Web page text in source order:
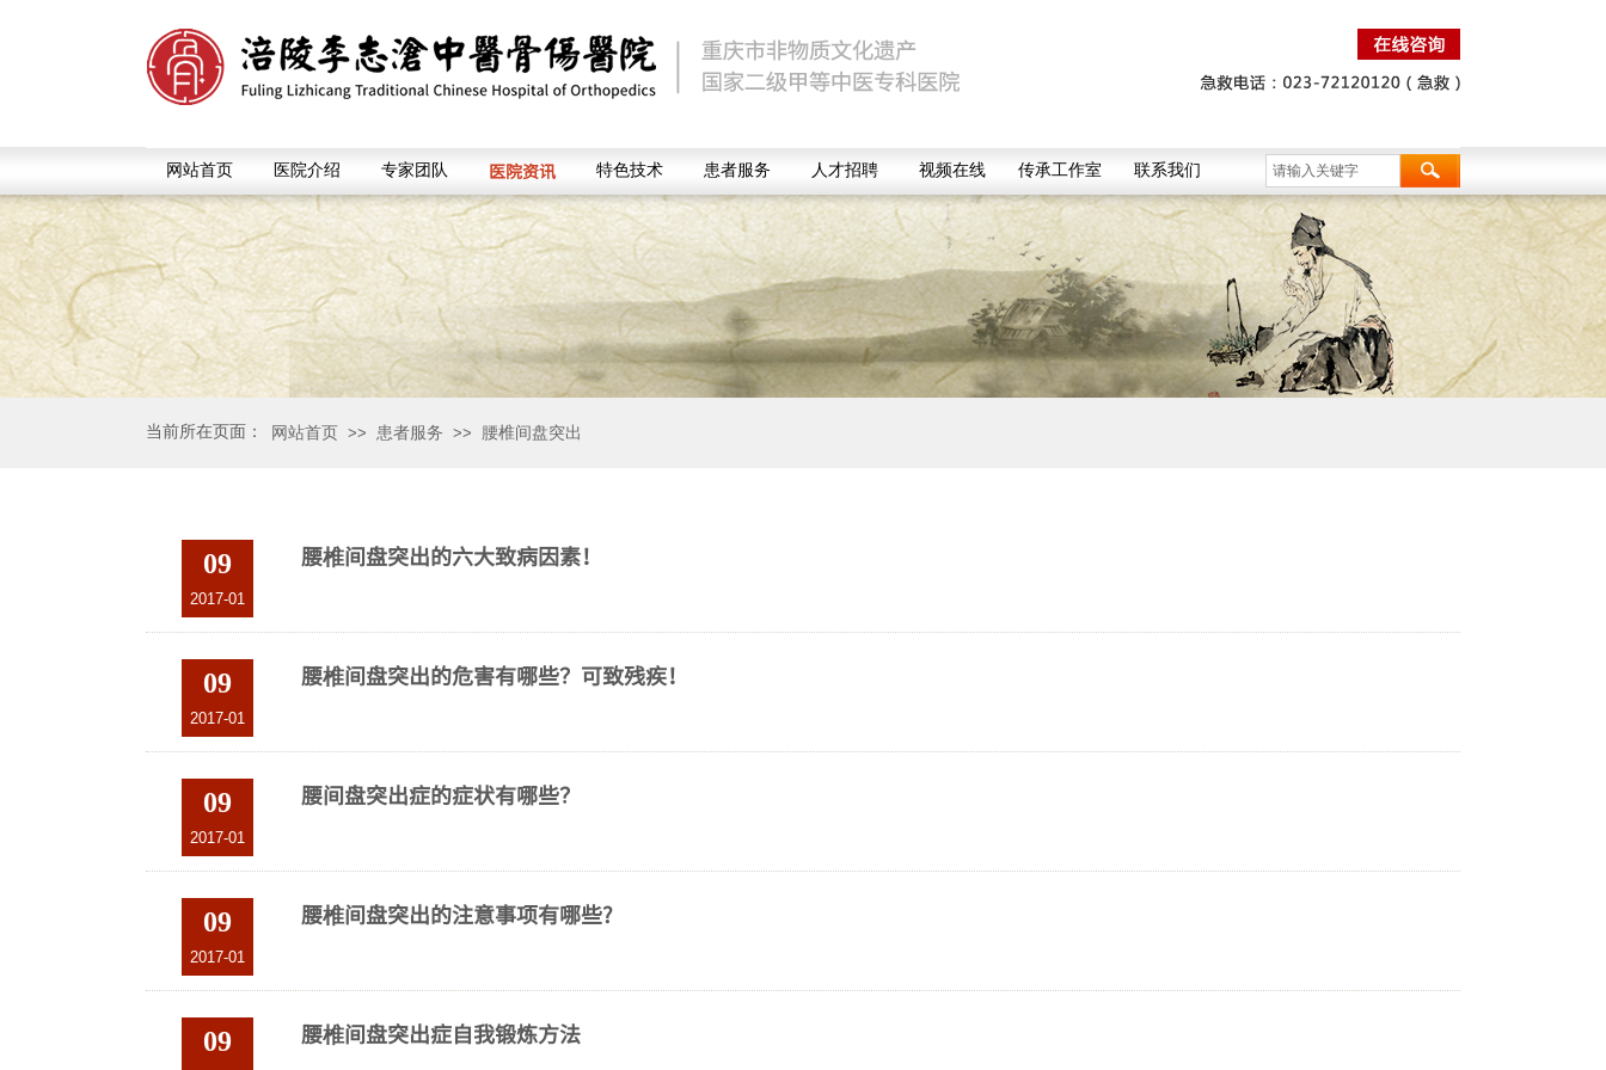
网站首页 医院介绍 专家团队 医院资讯 特色技术 患者服务 人才招聘 视频在线 传承工作室 联系我们
当前所在页面： 网站首页 >> 患者服务 >> 腰椎间盘突出
09
2017-01
腰椎间盘突出的六大致病因素！
09
2017-01
腰椎间盘突出的危害有哪些？可致残疾！
09
2017-01
腰间盘突出症的症状有哪些？
09
2017-01
腰椎间盘突出的注意事项有哪些?
09 腰椎间盘突出症自我锻炼方法